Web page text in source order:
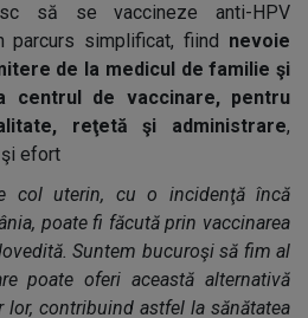
să se vaccineze anti-HPV
parcurs simplificat, fiind nevoie
de la medicul de familie şi
centrul de vaccinare, pentru
reţetă şi administrare,
efort
col uterin, cu o incidenţă încă
poate fi făcută prin vaccinarea
Suntem bucuroşi să fim al
poate oferi această alternativă
contribuind astfel la sănătatea